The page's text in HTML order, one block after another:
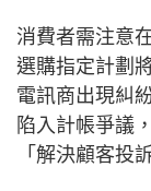
消費者需注意
選購指定計劃
電訊商出現糾
陷入計帳爭議
「解決顧客投